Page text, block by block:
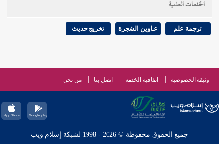
الخدمات العلمية
ترجمة علم عناوين الشجرة تخريج حديث
وثيقة الخصوصية اتفاقية الخدمة اتصل بنا من نحن
جميع الحقوق محفوظة © 2026 - 1998 لشبكة إسلام ويب